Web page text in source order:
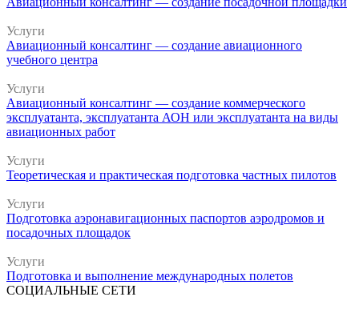
Услуги
Авиационный консалтинг — создание авиационного
учебного центра
Услуги
Авиационный консалтинг — создание коммерческого
эксплуатанта, эксплуатанта АОН или эксплуатанта на виды
авиационных работ
Услуги
Теоретическая и практическая подготовка частных пилотов
Услуги
Подготовка аэронавигационных паспортов аэродромов и
посадочных площадок
Услуги
Подготовка и выполнение международных полетов
СОЦИАЛЬНЫЕ СЕТИ